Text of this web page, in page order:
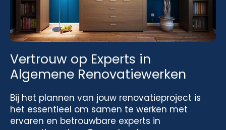
Vertrouw op Experts in
Algemene Renovatiewerken
Bij het plannen van jouw renovatieproject is
het essentieel om samen te werken met
ervaren en betrouwbare experts in